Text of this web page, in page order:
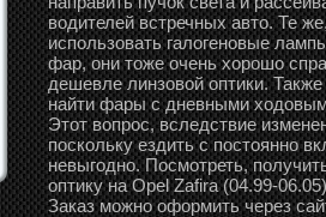
водителей встречных авто. Те
использовать галогеновые
фар, они тоже очень хорошо
дешевле линзовой оптики.
найти фары с дневными
Этот вопрос, вследствие
поскольку ездить с постоянно
невыгодно. Посмотреть,
оптику на Opel Zafira (04.99-
Заказ можно оформить через